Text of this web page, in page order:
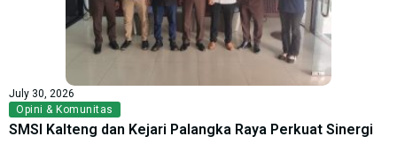
July 30, 2026
Opini & Komunitas
SMSI Kalteng dan Kejari Palangka Raya Perkuat Sinergi